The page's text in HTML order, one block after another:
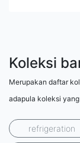
Koleksi
Merupakan daftar
adapula koleksi
refrigeration